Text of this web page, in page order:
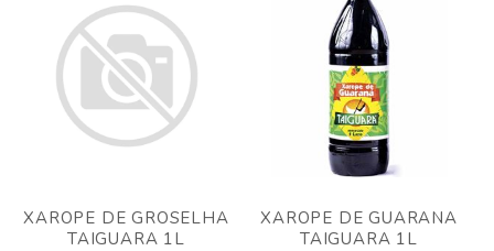
XAROPE DE GROSELHA
TAIGUARA 1L
XAROPE DE GUARANA
TAIGUARA 1L